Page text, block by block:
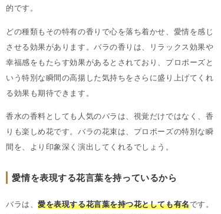
的です。
どの種類もその特有の香りで心を落ち着かせ、愛情を感じ
させる効果があります。バラの香りは、リラックス効果や
幸福感をもたらす効果があるとされており、プロポーズと
いう特別な瞬間の高揚した気持ちをさらに盛り上げてくれ
る効果も期待できます。
香水の香料としても人気のバラは、視覚だけではなく、香
りも楽しめ花です。バラの花束は、プロポーズの特別な瞬
間を、より印象深く演出してくれるでしょう。
愛情を表現する花言葉を持っているから
バラは、愛を表現する花言葉を持つ花としても有名です。